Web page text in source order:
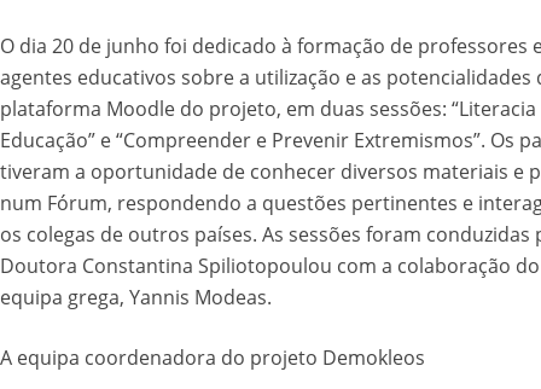
O dia 20 de junho foi dedicado à formação de professores
agentes educativos sobre a utilização e as potencialidades
plataforma Moodle do projeto, em duas sessões:
Educação” e “Compreender e Prevenir Extremismos”. Os
tiveram a oportunidade de conhecer diversos materiais e
num Fórum, respondendo a questões pertinentes e
os colegas de outros países. As sessões foram conduzidas
Doutora Constantina Spiliotopoulou com a colaboração
equipa grega, Yannis Modeas.
A equipa coordenadora do projeto Demokleos